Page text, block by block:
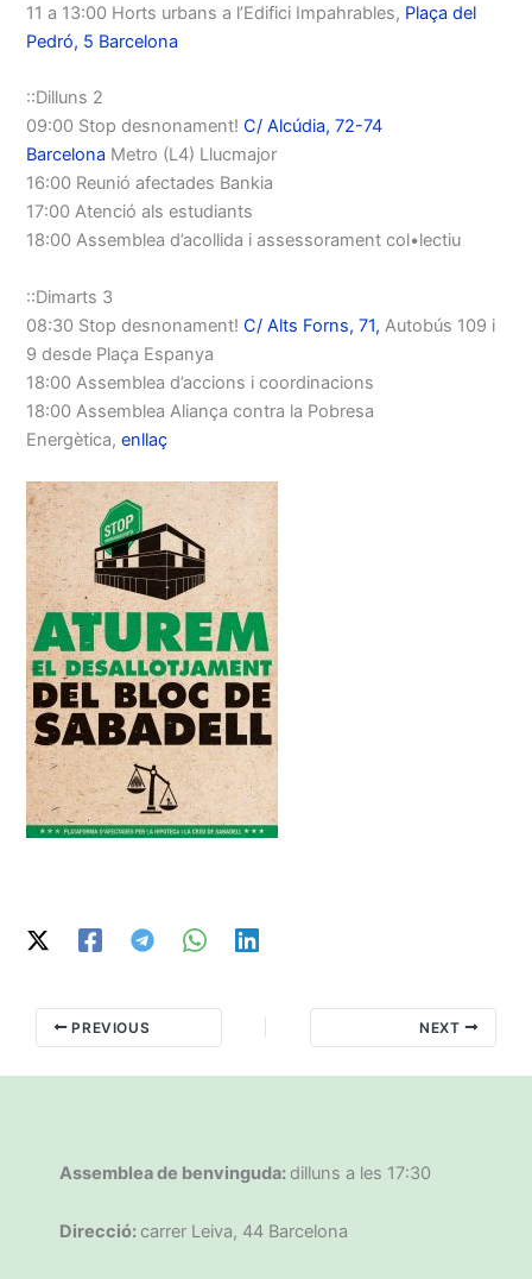
11 a 13:00 Horts urbans a l’Edifici Impahrables, Plaça del
Pedró, 5 Barcelona
::Dilluns 2
09:00 Stop desnonament!C/ Alcúdia, 72-74
Barcelona Metro (L4) Llucmajor
16:00 Reunió afectades Bankia
17:00 Atenció als estudiants
18:00 Assemblea d’acollida i assessorament col•lectiu
::Dimarts 3
08:30 Stop desnonament!C/ Alts Forns, 71, Autobús 109 i
9 desde Plaça Espanya
18:00 Assemblea d’accions i coordinacions
18:00 Assemblea Aliança contra la Pobresa
Energètica,enllaç
PREVIOUS NEXT
Assemblea de benvinguda: dilluns a les 17:30
Direcció: carrer Leiva, 44 Barcelona